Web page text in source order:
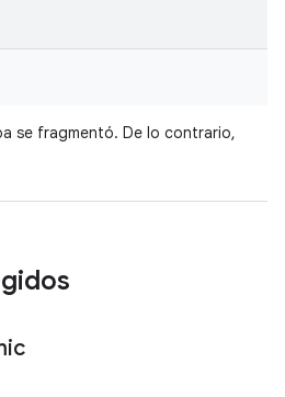
se fragmentó. De lo contrario,